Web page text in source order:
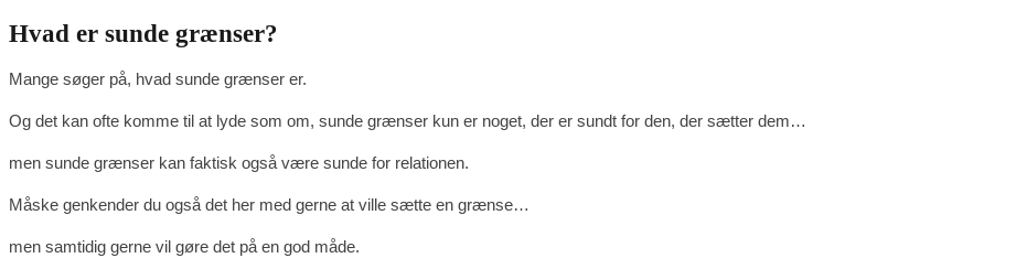
Hvad er sunde grænser?
Mange søger på, hvad sunde grænser er.
Og det kan ofte komme til at lyde som om, sunde grænser kun er noget, der er sundt for den, der sætter dem…
men sunde grænser kan faktisk også være sunde for relationen.
Måske genkender du også det her med gerne at ville sætte en grænse…
men samtidig gerne vil gøre det på en god måde.